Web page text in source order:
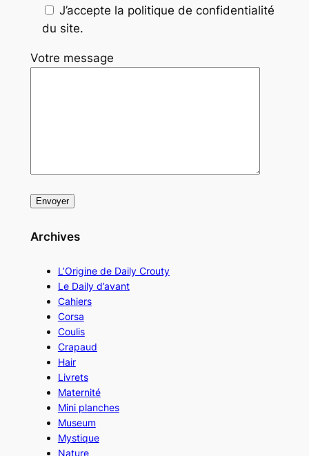
J’accepte la politique de confidentialité
du site.
Votre message
Archives
L’Origine de Daily Crouty
Le Daily d’avant
Cahiers
Corsa
Coulis
Crapaud
Hair
Livrets
Maternité
Mini planches
Museum
Mystique
Nature